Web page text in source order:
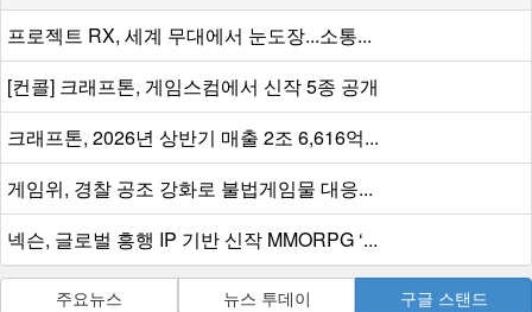
프로젝트 RX, 세계 무대에서 눈도장...소통...
[컨콜] 크래프톤, 게임스컴에서 신작 5종 공개
크래프톤, 2026년 상반기 매출 2조 6,616억...
게임위, 경찰 공조 강화로 불법게임물 대응...
넥슨, 글로벌 흥행 IP 기반 신작 MMORPG ‘...
주요뉴스 뉴스 투데이 구글 스탠드